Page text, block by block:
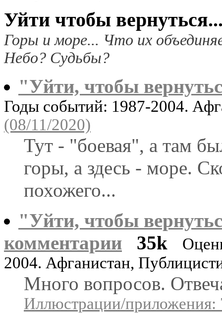
Уйти чтобы
Горы и море... Что их
Небо? Судьбы?
"Уйти, чтобы
Годы событий: 1987-2004.
(08/11/2020)
Тут - "боевая", а там
горы, а здесь - море.
похожего...
"Уйти, чтобы
комментарии
35k
2004. Афганистан,
Много вопросов.
Иллюстрации/приложения: